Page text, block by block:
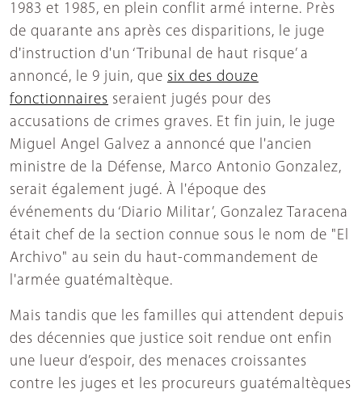
1983 et 1985, en plein conflit armé interne. Près
de quarante ans après ces disparitions, le juge
d'instruction d'un ‘Tribunal de haut risque’ a
annoncé, le 9 juin, que six des douze
fonctionnaires seraient jugés pour des
accusations de crimes graves. Et fin juin, le juge
Miguel Angel Galvez a annoncé que l'ancien
ministre de la Défense, Marco Antonio Gonzalez,
serait également jugé. À l'époque des
événements du ‘Diario Militar’, Gonzalez Taracena
était chef de la section connue sous le nom de "El
Archivo" au sein du haut-commandement de
l'armée guatémaltèque.
Mais tandis que les familles qui attendent depuis
des décennies que justice soit rendue ont enfin
une lueur d’espoir, des menaces croissantes
contre les juges et les procureurs guatémaltèques